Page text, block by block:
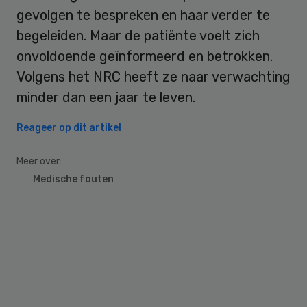
gevolgen te bespreken en haar verder te
begeleiden. Maar de patiënte voelt zich
onvoldoende geïnformeerd en betrokken.
Volgens het NRC heeft ze naar verwachting
minder dan een jaar te leven.
Reageer op dit artikel
Meer over:
Medische fouten